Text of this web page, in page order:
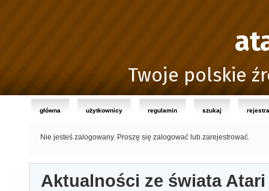
Twoje polskie
główna użytkownicy regulamin szukaj
Nie jesteś zalogowany. Proszę się zalogować lub zarejestrować.
Aktualności ze świata Atari